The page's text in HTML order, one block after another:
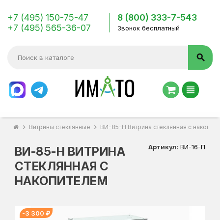
+7 (495) 150-75-47
+7 (495) 565-36-07
8 (800) 333-7-543
Звонок бесплатный
search
view_headline
chevron_right Витрины стеклянные chevron_right ВИ-85-Н Витрина стеклянная с
ВИ-85-Н ВИТРИНА
СТЕКЛЯННАЯ С
НАКОПИТЕЛЕМ
Артикул: ВИ-16-П
-3 300 ₽